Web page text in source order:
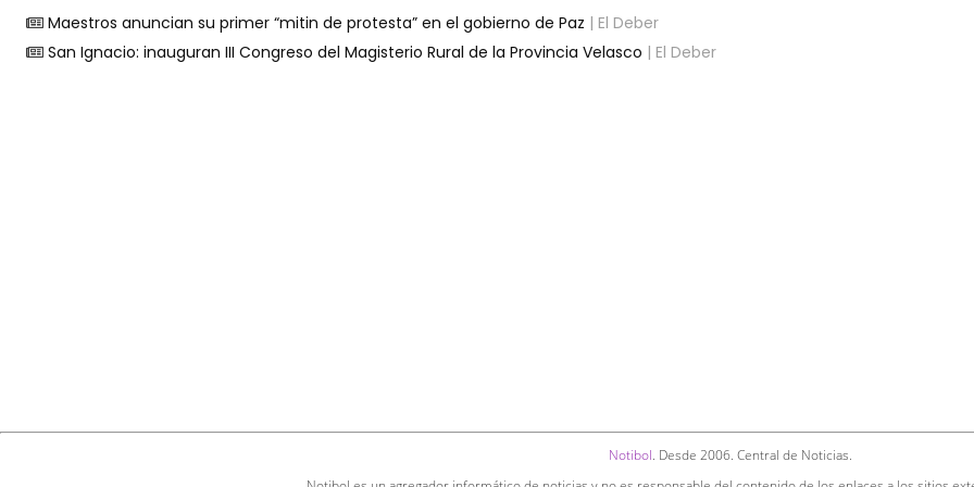
Maestros anuncian su primer “mitin de protesta” en el gobierno de Paz | El Deber
San Ignacio: inauguran III Congreso del Magisterio Rural de la Provincia Velasco | El Deber
Notibol. Desde 2006. Central de Noticias.